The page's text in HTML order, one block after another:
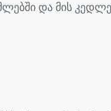
და მის